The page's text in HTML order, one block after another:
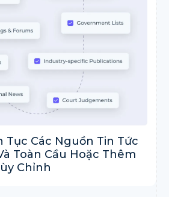
Tục Các Nguồn Tin Tức
Toàn Cầu Hoặc Thêm
Chỉnh